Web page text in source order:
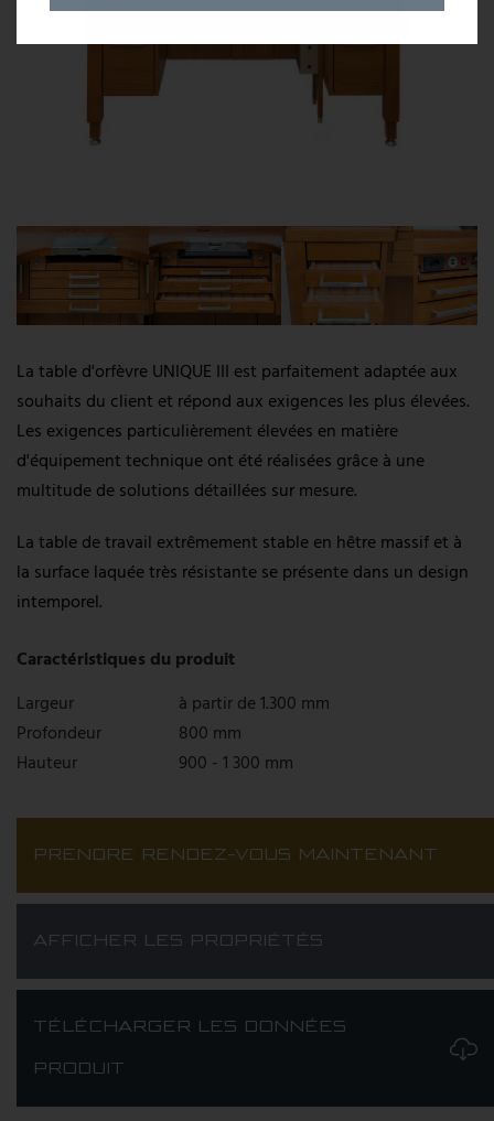
Entreprise
Qui sommes-nous ?
Service
Références
Carrière
Centre d'information
Système MODULAR
Système UNIQUE
Système LAMINAR FLOW
Portail de téléchargement
La table d'orfèvre UNIQUE III est parfaitement adaptée aux
souhaits du client et répond aux exigences les plus élevées.
Les exigences particulièrement élevées en matière
d'équipement technique ont été réalisées grâce à une
multitude de solutions détaillées sur mesure.
La table de travail extrêmement stable en hêtre massif et à
la surface laquée très résistante se présente dans un design
intemporel.
Caractéristiques du produit
Largeur
à partir de 1.300 mm
Profondeur
800 mm
Hauteur
900 - 1 300 mm
PRENDRE RENDEZ-VOUS MAINTENANT
AFFICHER LES PROPRIÉTÉS
TÉLÉCHARGER LES DONNÉES
PRODUIT